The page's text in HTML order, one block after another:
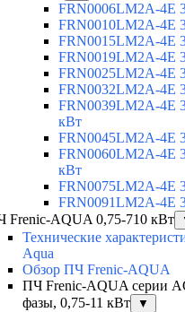
FRN0006LM2A-4E
FRN0010LM2A-4E
FRN0015LM2A-4E
FRN0019LM2A-4E
FRN0025LM2A-4E
FRN0032LM2A-4E
FRN0039LM2A-4E
кВт
FRN0045LM2A-4E
FRN0060LM2A-4E
кВт
FRN0075LM2A-4E
FRN0091LM2A-4E
Frenic-AQUA 0,75-710 кВт
Технические
Aqua
Обзор ПЧ Frenic-AQUA
ПЧ Frenic-AQUA серии
фазы, 0,75-11 кВт
▼